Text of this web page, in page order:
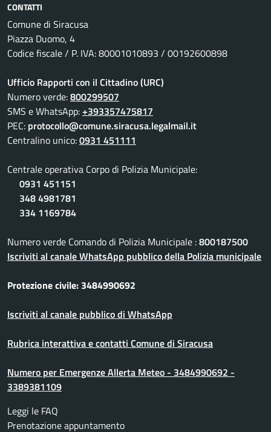
CONTATTI
Comune di Siracusa
Piazza Duomo, 4
Codice fiscale / P. IVA: 80001010893 / 00192600898
Ufficio Rapporti con il Cittadino (URC)
Numero verde:800299507
SMS e WhatsApp:+393357475817
PEC: protocollo@comune.siracusa.legalmail.it
Centralino unico:0931 451111
Centrale operativa Corpo di Polizia Municipale:
0931 451151
348 4981781
334 1169784
Numero verde Comando di Polizia Municipale :800187500
Iscriviti al canale WhatsApp pubblico della Polizia municipale
Protezione civile: 3484990692
Iscriviti al canale pubblico di WhatsApp
Rubrica interattiva e contatti Comune di Siracusa
Numero per Emergenze Allerta Meteo - 3484990692 -
3389381109
Leggi le FAQ
Prenotazione appuntamento